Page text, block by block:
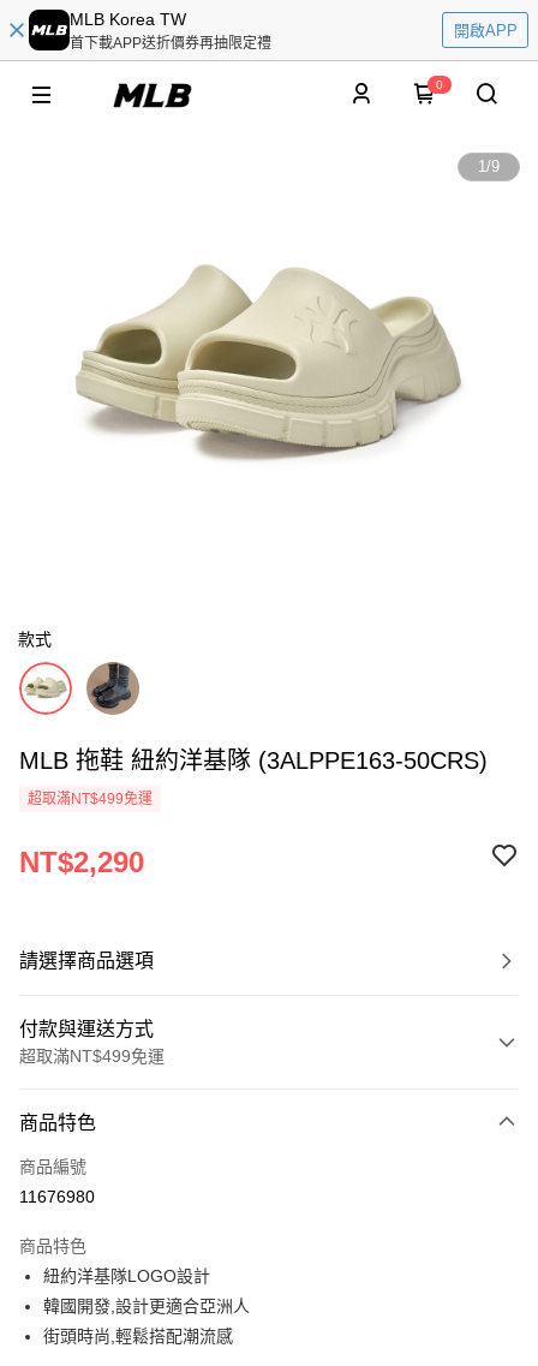
MLB Korea TW
首下載APP送折價券再抽限定禮
開啟APP
0
1/9
款式
MLB 拖鞋 紐約洋基隊 (3ALPPE163-50CRS)
超取滿NT$499免運
NT$2,290
請選擇商品選項
付款與運送方式
超取滿NT$499免運
信用卡一次付款
超商取貨付款
Apple Pay
街口支付
商品特色
商品編號
11676980
商品特色
紐約洋基隊LOGO設計
韓國開發,設計更適合亞洲人
街頭時尚,輕鬆搭配潮流感